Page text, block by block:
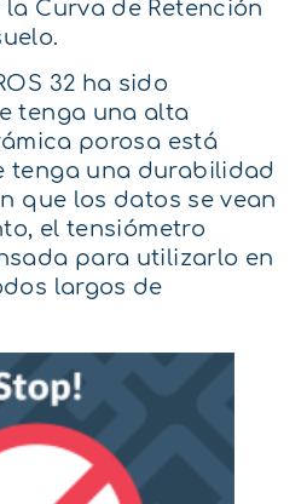
Curva de Retención
32 ha sido
tenga una alta
porosa está
tenga una durabilidad
que los datos se vean
el tensiómetro
para utilizarlo en
largos de